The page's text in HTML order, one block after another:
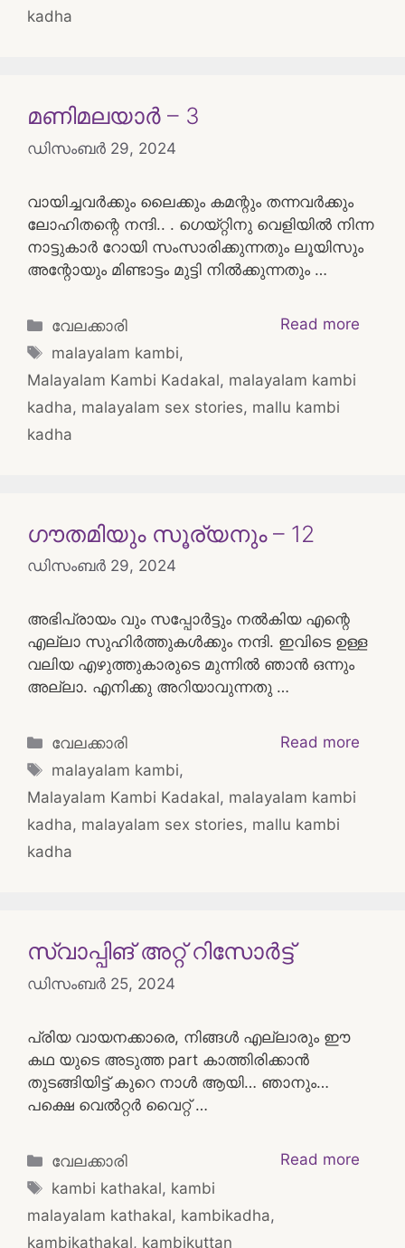
kadha
മണിമലയാർ – 3
ഡിസംബർ 29, 2024
വായിച്ചവർക്കും ലൈക്കും കമന്റും തന്നവർക്കും
ലോഹിതന്റെ നന്ദി.. . ഗെയ്റ്റിനു വെളിയിൽ നിന്ന
നാട്ടുകാർ റോയി സംസാരിക്കുന്നതും ലൂയിസും
അന്റോയും മിണ്ടാട്ടം മുട്ടി നിൽക്കുന്നതും …
Read more
Categories
വേലക്കാരി
Tags
malayalam kambi,
Malayalam Kambi Kadakal, malayalam kambi
kadha, malayalam sex stories, mallu kambi
kadha
ഗൗതമിയും സൂര്യനും – 12
ഡിസംബർ 29, 2024
അഭിപ്രായം വും സപ്പോർട്ടും നൽകിയ എന്റെ
എല്ലാ സുഹിർത്തുകൾക്കും നന്ദി. ഇവിടെ ഉള്ള
വലിയ എഴുത്തുകാരുടെ മുന്നിൽ ഞാൻ ഒന്നും
അല്ലാ. എനിക്കു അറിയാവുന്നതു …
Read more
Categories
വേലക്കാരി
Tags
malayalam kambi,
Malayalam Kambi Kadakal, malayalam kambi
kadha, malayalam sex stories, mallu kambi
kadha
സ്വാപ്പിങ് അറ്റ് റിസോർട്ട്
ഡിസംബർ 25, 2024
പ്രിയ വായനക്കാരെ, നിങ്ങൾ എല്ലാരും ഈ
കഥ യുടെ അടുത്ത part കാത്തിരിക്കാൻ
തുടങ്ങിയിട്ട് കുറെ നാൾ ആയി… ഞാനും…
പക്ഷെ വെൽറ്റർ വൈറ്റ് …
Read more
Categories
വേലക്കാരി
Tags
kambi kathakal, kambi
malayalam kathakal, kambikadha,
kambikathakal, kambikuttan